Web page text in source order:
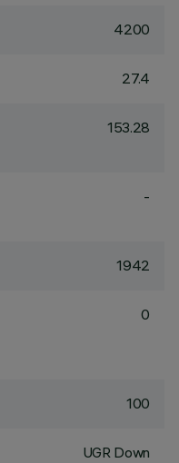
4200
27.4
153.28
-
1942
0
100
UGR Down